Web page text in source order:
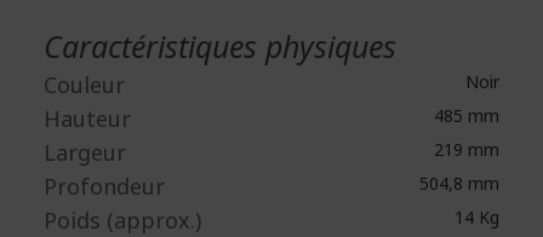
Caractéristiques physiques
Couleur Noir
Hauteur 485 mm
Largeur 219 mm
Profondeur 504,8 mm
Poids (approx.) 14 Kg